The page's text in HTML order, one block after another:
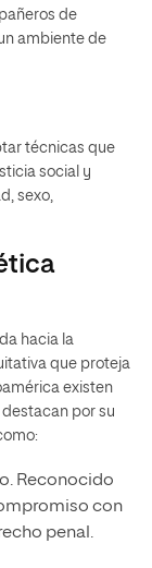
de
ambiente de
técnicas que
social y
sexo,
hacia la
que proteja
existen
por su
Reconocido
con
penal.